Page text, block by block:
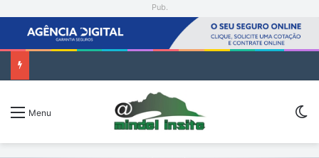
Pub.
Menu